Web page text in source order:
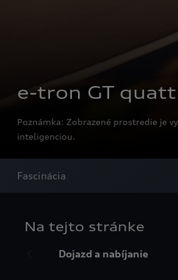
e-tron GT
Poznámka: Zobrazené prostredie je
inteligenciou.
Fascinácia
Na tejto stránke
Dojazd a nabíjanie